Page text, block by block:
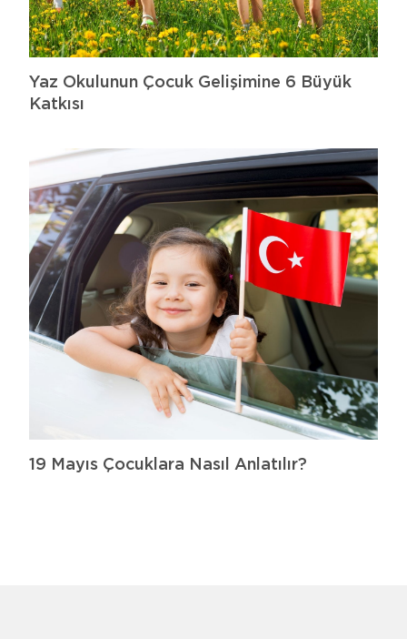
Yaz Okulunun Çocuk Gelişimine 6 Büyük
Katkısı
19 Mayıs Çocuklara Nasıl Anlatılır?